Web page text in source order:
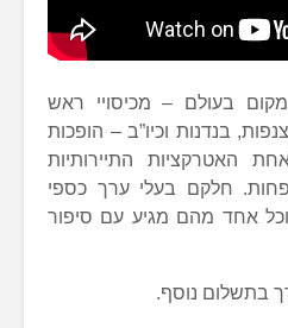
מקום בעולם – מכיסויי ראש
בנדנות וכיו”ב – הופכות
האטרקציות התיירותיות
חלקם בעלי ערך כספי
אחד מהם מגיע עם סיפור
בתשלום נוסף.